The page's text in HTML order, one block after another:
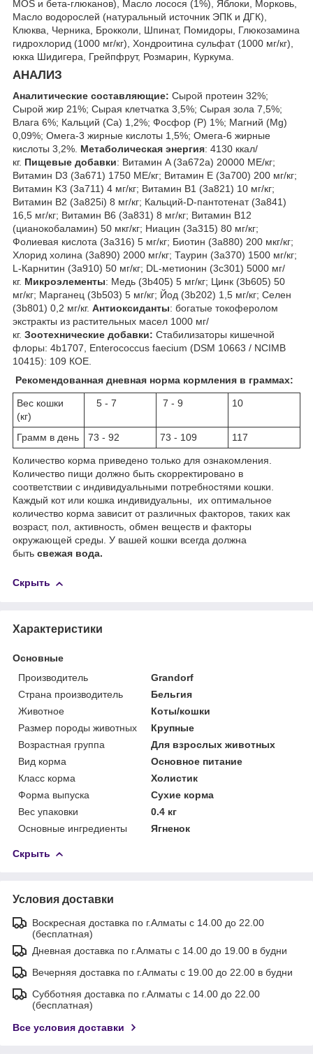
MOS и бета-глюканов), Масло лосося (1%), Яблоки, Морковь,
Масло водорослей (натуральный источник ЭПК и ДГК),
Клюква, Черника, Брокколи, Шпинат, Помидоры, Глюкозамина
гидрохлорид (1000 мг/кг), Хондроитина сульфат (1000 мг/кг),
юкка Шидигера, Грейпфрут, Розмарин, Куркума.
АНАЛИЗ
Аналитические составляющие: Сырой протеин 32%;
Сырой жир 21%; Сырая клетчатка 3,5%; Сырая зола 7,5%;
Влага 6%; Кальций (Са) 1,2%; Фосфор (P) 1%; Магний (Mg)
0,09%; Омега-3 жирные кислоты 1,5%; Омега-6 жирные
кислоты 3,2%. Метаболическая энергия: 4130 ккал/
кг. Пищевые добавки: Витамин A (3a672a) 20000 МЕ/кг;
Витамин D3 (3а671) 1750 МЕ/кг; Витамин Е (3а700) 200 мг/кг;
Витамин K3 (3a711) 4 мг/кг; Витамин B1 (3a821) 10 мг/кг;
Витамин B2 (3a825i) 8 мг/кг; Кальций-D-пантотенат (3a841)
16,5 мг/кг; Витамин B6 (3a831) 8 мг/кг; Витамин B12
(цианокобаламин) 50 мкг/кг; Ниацин (3a315) 80 мг/кг;
Фолиевая кислота (3a316) 5 мг/кг; Биотин (3a880) 200 мкг/кг;
Хлорид холина (3a890) 2000 мг/кг; Таурин (3a370) 1500 мг/кг;
L-Карнитин (3a910) 50 мг/кг; DL-метионин (3c301) 5000 мг/
кг. Микроэлементы: Медь (3b405) 5 мг/кг; Цинк (3b605) 50
мг/кг; Марганец (3b503) 5 мг/кг; Йод (3b202) 1,5 мг/кг; Селен
(3b801) 0,2 мг/кг. Антиоксиданты: богатые токоферолом
экстракты из растительных масел 1000 мг/
кг. Зоотехнические добавки: Стабилизаторы кишечной
флоры: 4b1707, Enterococcus faecium (DSM 10663 / NCIMB
10415): 109 КОЕ.
Рекомендованная дневная норма кормления в граммах:
Вес кошки
(кг)
5 - 7 7 - 9 10
Грамм в день 73 - 92 73 - 109 117
Количество корма приведено только для ознакомления.
Количество пищи должно быть скорректировано в
соответствии с индивидуальными потребностями кошки.
Каждый кот или кошка индивидуальны, их оптимальное
количество корма зависит от различных факторов, таких как
возраст, пол, активность, обмен веществ и факторы
окружающей среды. У вашей кошки всегда должна
быть свежая вода.
Скрыть
Характеристики
Основные
Производитель
Grandorf
Страна производитель
Бельгия
Животное
Коты/кошки
Размер породы животных
Крупные
Возрастная группа
Для взрослых животных
Вид корма
Основное питание
Класс корма
Холистик
Форма выпуска
Сухие корма
Вес упаковки
0.4 кг
Основные ингредиенты
Ягненок
Скрыть
Условия доставки
Воскресная доставка по г.Алматы с 14.00 до 22.00
(бесплатная)
Дневная доставка по г.Алматы с 14.00 до 19.00 в будни
Вечерняя доставка по г.Алматы с 19.00 до 22.00 в будни
Субботняя доставка по г.Алматы с 14.00 до 22.00
(бесплатная)
Все условия доставки